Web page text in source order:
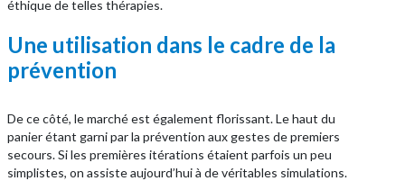
éthique de telles thérapies.
Une utilisation dans le cadre de la
prévention
De ce côté, le marché est également florissant. Le haut du
panier étant garni par la prévention aux gestes de premiers
secours. Si les premières itérations étaient parfois un peu
simplistes, on assiste aujourd’hui à de véritables simulations.